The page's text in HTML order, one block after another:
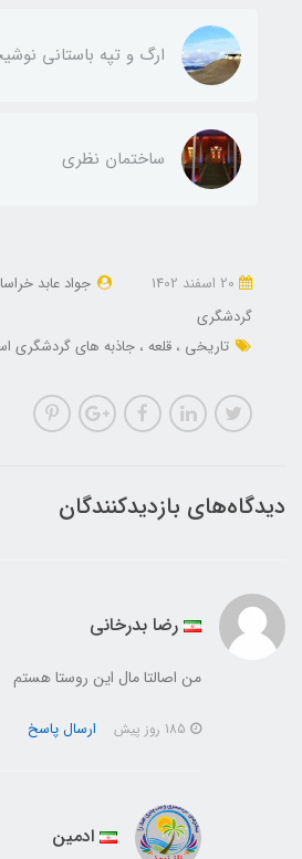
ارگ و تپه باستاني
ساختمان نظری
جواد عابد
گردشگری
تاریخی
قلعه جاذبه های گردشگری
دیدگاه‌های بازدیدکنندگان
رضا بدرخانی
من اصالتا مال این روستا هستم
ارسال پاسخ
ادمین